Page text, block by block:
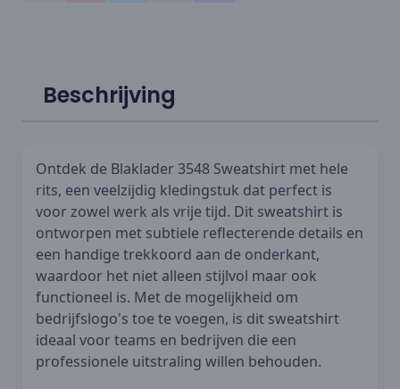
Beschrijving
Ontdek de Blaklader 3548 Sweatshirt met hele
rits, een veelzijdig kledingstuk dat perfect is
voor zowel werk als vrije tijd. Dit sweatshirt is
ontworpen met subtiele reflecterende details en
een handige trekkoord aan de onderkant,
waardoor het niet alleen stijlvol maar ook
functioneel is. Met de mogelijkheid om
bedrijfslogo's toe te voegen, is dit sweatshirt
ideaal voor teams en bedrijven die een
professionele uitstraling willen behouden.